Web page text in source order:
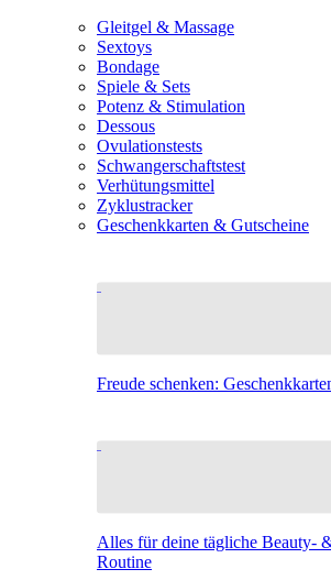
Gleitgel & Massage
Sextoys
Bondage
Spiele & Sets
Potenz & Stimulation
Dessous
Ovulationstests
Schwangerschaftstest
Verhütungsmittel
Zyklustracker
Geschenkkarten & Gutscheine
Freude schenken:
Alles für deine tägliche Beauty-
Routine